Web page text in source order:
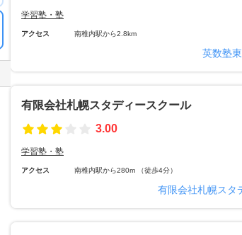
学習塾・塾
アクセス 南稚内駅から2.8km
英数塾
有限会社札幌スタディースクール
3.00
学習塾・塾
アクセス 南稚内駅から280m （徒歩4分）
有限会社札幌スタ